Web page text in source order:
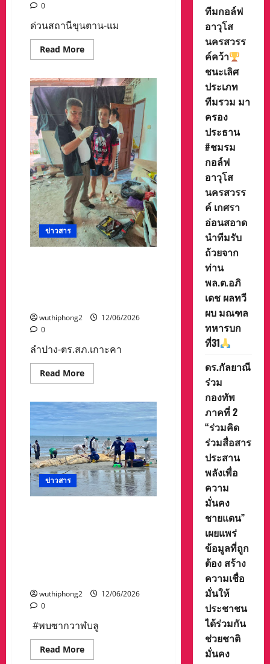
0
ด่วนสถานีขุนตาน-แม
Read MoreRead
more
สถานี
ขุน
ตาน-
แม่
ตาน
น้อย
สั่ง
ปืด
เนื่องจาก
ฝน
ตกหนัก
ทำให้
ดิน
สไลด์
ลง
บริเวณ
ปาก
อุโมงค์
ขุน
ตาน
ข่าวสาร
wuthiphong2
12/06/2026
0
ลำปาง-ตร.สภ.เกาะคา
Read MoreRead
more
ตร.สภ.เกาะคา
บุก
รวบ
เขย
ใจร้อน
ยิง
ปืน
ข่มขู่
กัน
โดน
ก็
ข่าวสาร
wuthiphong2
12/06/2026
0
#พบซากวาฬบลู
Read MoreRead
more
ทีมกอล์ฟ
อาวุโส
นครสวรร
ค์คว้า
ชนะเลิศ
ประเภท
ทีมรวม มา
ครอง
ประธาน
#ชมรม
กอล์ฟ
อาวุโส
นครสวรร
ค์ เกศรา
อ่อนสอาด
นำทีมรับ
ถ้วยจาก
ท่าน
พล.ต.อภิ
เดช ผลทวี
ผบ มณฑล
ทหารบก
ที่31
ดร.กัลยาณี
ร่วม
กองทัพ
ภาคที่ 2
“ร่วมคิด
ร่วมสื่อสาร
ประสาน
พลังเพื่อ
ความ
มั่นคง
ชายแดน”
เผยแพร่
ข้อมูลที่ถูก
ต้อง สร้าง
ความเชื่อ
มั่นให้
ประชาชน
ได้ร่วมกัน
ช่วยชาติ
มั่นคง